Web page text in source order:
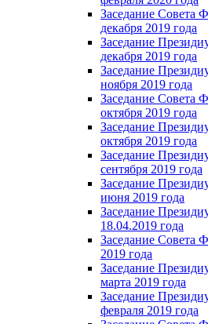
Заседание
декабря 2019 года
Заседание
декабря 2019 года
Заседание
ноября 2019 года
Заседание
октября 2019 года
Заседание
октября 2019 года
Заседание
сентября 2019 года
Заседание
июня 2019 года
Заседание
18.04.2019 года
Заседание
2019 года
Заседание
марта 2019 года
Заседание
февраля 2019 года